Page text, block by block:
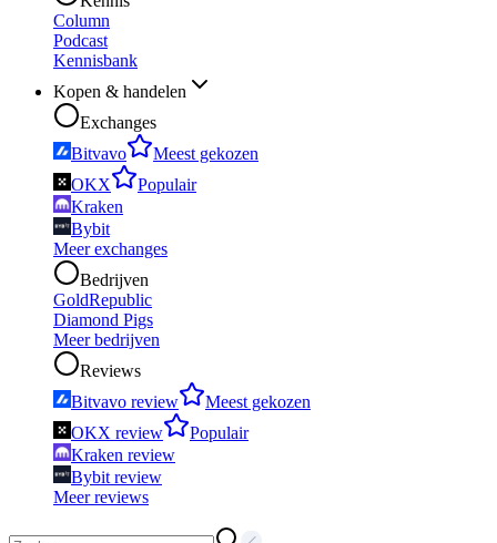
Column
Podcast
Kennisbank
Kopen & handelen
Exchanges
Bitvavo
Meest gekozen
OKX
Populair
Kraken
Bybit
Meer exchanges
Bedrijven
GoldRepublic
Diamond Pigs
Meer bedrijven
Reviews
Bitvavo review
Meest gekozen
OKX review
Populair
Kraken review
Bybit review
Meer reviews